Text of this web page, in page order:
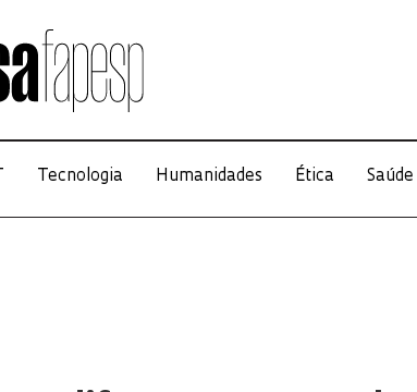
Tecnologia Humanidades Ética Saúde